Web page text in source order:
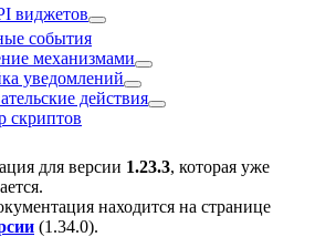
виджетов
события
механизмами
уведомлений
действия
скриптов
для версии 1.23.3, которая уже
находится на странице
(1.34.0).